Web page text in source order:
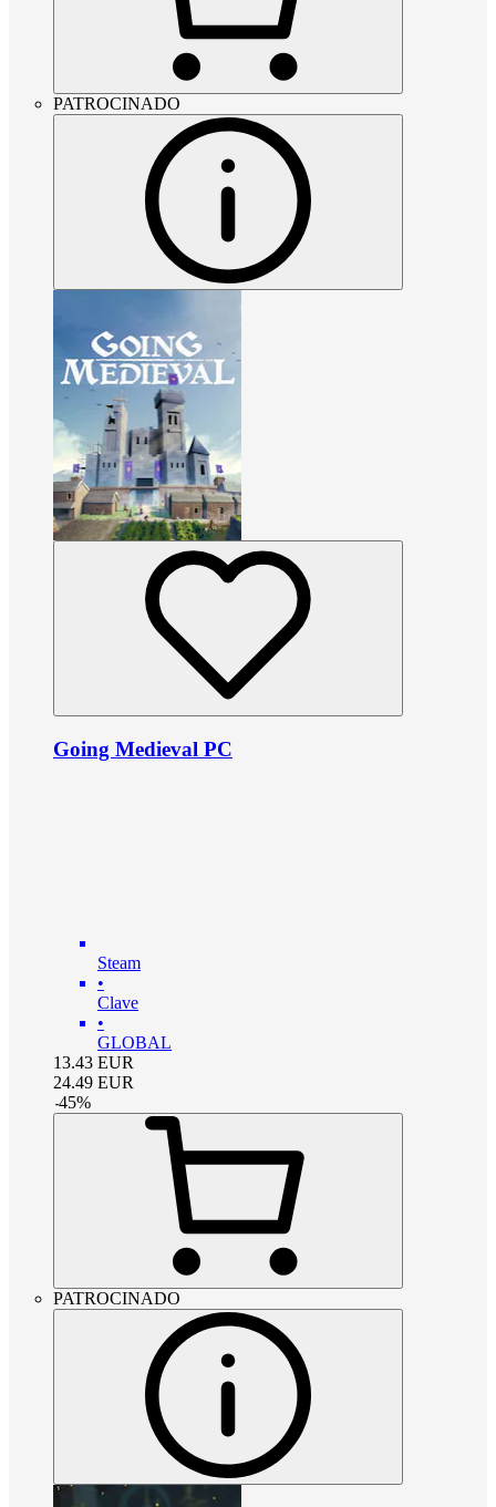
PATROCINADO
Going Medieval PC
Steam
•
Clave
•
GLOBAL
13.43 EUR
24.49 EUR
-45%
PATROCINADO